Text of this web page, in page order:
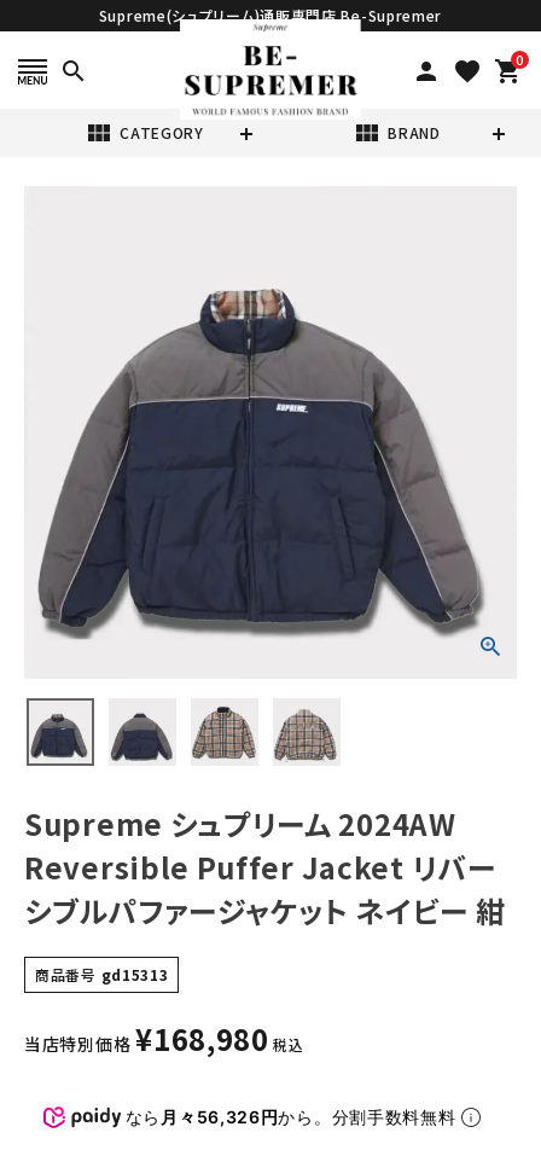
Supreme(シュプリーム)通販専門店 Be-Supremer
search person favorite 0
shopping_cart
view_module CATEGORY view_module BRAND
Supreme シュプ
リーム 2024AW
Reversible
Puffer Jacket
リバーシブルパフ
ァージャケット ネ
イビー 紺
¥80,980 (税込)
NEW ITEMS
Tシャツ・ロングスリーブ
パーカー・トレーナー
キャップ・ハット
ニット帽・ビーニー
その他バッグ類
スニーカー・ブーツ
Supreme シュプリーム 2024AW
Reversible Puffer Jacket リバー
シブルパファージャケット ネイビー 紺
商品番号 gd15313
当店特別価格 ¥168,980 税込
なら 月々56,326円から。分割手数料無料